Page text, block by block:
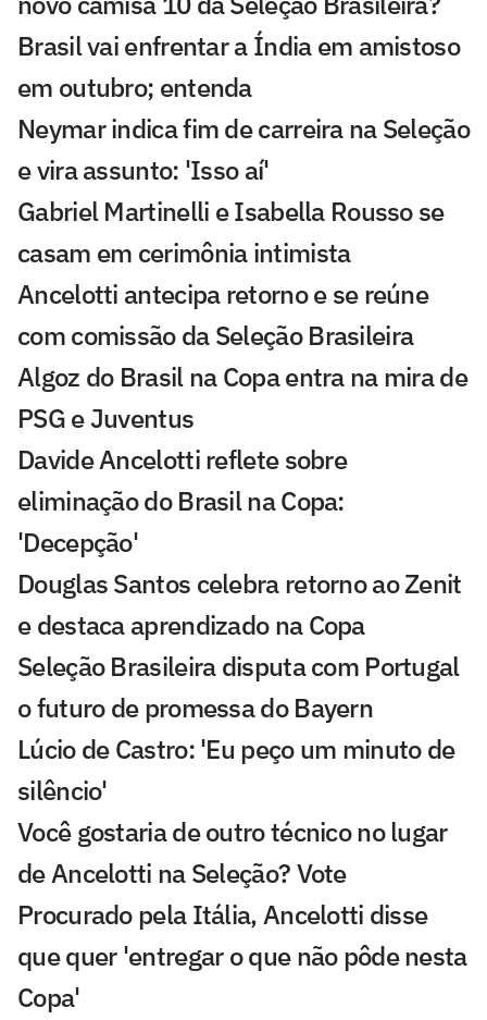
Brasil vai enfrentar a Índia em amistoso
em outubro; entenda
Neymar indica fim de carreira na Seleção
e vira assunto: 'Isso aí'
Gabriel Martinelli e Isabella Rousso se
casam em cerimônia intimista
Ancelotti antecipa retorno e se reúne
com comissão da Seleção Brasileira
Algoz do Brasil na Copa entra na mira de
PSG e Juventus
Davide Ancelotti reflete sobre
eliminação do Brasil na Copa:
'Decepção'
Douglas Santos celebra retorno ao Zenit
e destaca aprendizado na Copa
Seleção Brasileira disputa com Portugal
o futuro de promessa do Bayern
Lúcio de Castro: 'Eu peço um minuto de
silêncio'
Você gostaria de outro técnico no lugar
de Ancelotti na Seleção? Vote
Procurado pela Itália, Ancelotti disse
que quer 'entregar o que não pôde nesta
Copa'